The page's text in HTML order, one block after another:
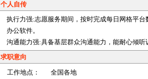
个人自传
执行力强:志愿服务期间，按时完成每日网格平
办公软件。
沟通能力强:具备基层群众沟通能力，能耐心倾
求职意向
工作地点：
全国各地